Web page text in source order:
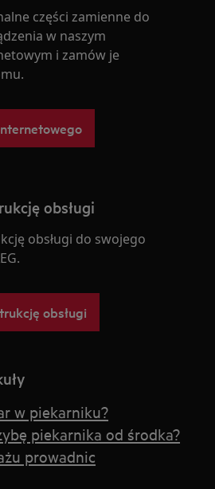
części zamienne do
w naszym
i zamów je
obsługi
obsługi do swojego
obsługi
w piekarniku?
piekarnika od środka?
prowadnic